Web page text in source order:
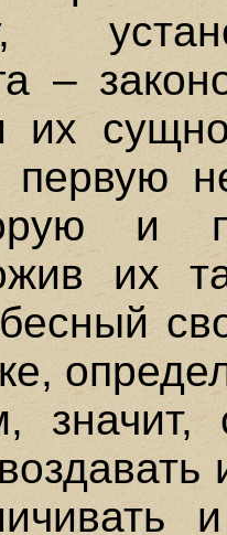
–
их
первую
и
их
значит,